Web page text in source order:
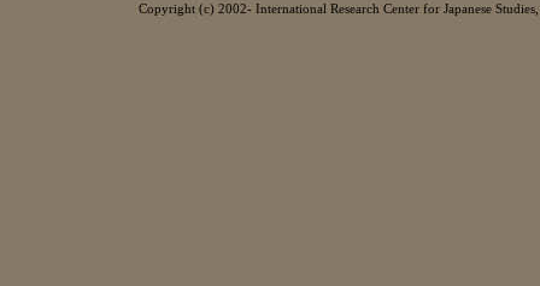
Copyright (c) 2002- International Research Center for Japanese